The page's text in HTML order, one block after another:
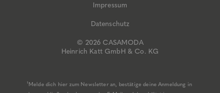
© 2026 CASAMODA
Heinrich Katt GmbH & Co. KG
Impressum
Datenschutz
¹Melde dich hier zum Newsletter an, bestätige deine Anmeldung in